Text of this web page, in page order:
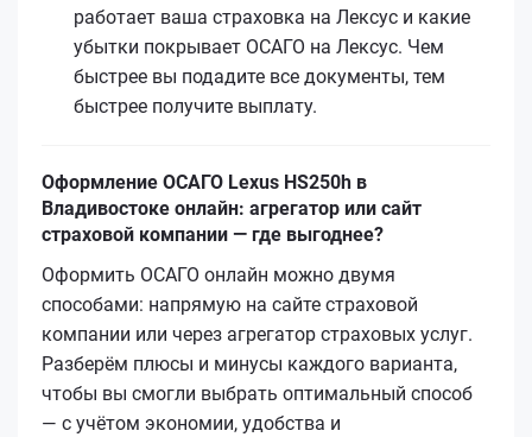
работает ваша страховка на Лексус и какие
убытки покрывает ОСАГО на Лексус. Чем
быстрее вы подадите все документы, тем
быстрее получите выплату.
Оформление ОСАГО Lexus HS250h в
Владивостоке онлайн: агрегатор или сайт
страховой компании — где выгоднее?
Оформить ОСАГО онлайн можно двумя
способами: напрямую на сайте страховой
компании или через агрегатор страховых услуг.
Разберём плюсы и минусы каждого варианта,
чтобы вы смогли выбрать оптимальный способ
— с учётом экономии, удобства и